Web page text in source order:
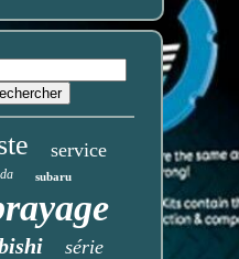
service
subaru
série